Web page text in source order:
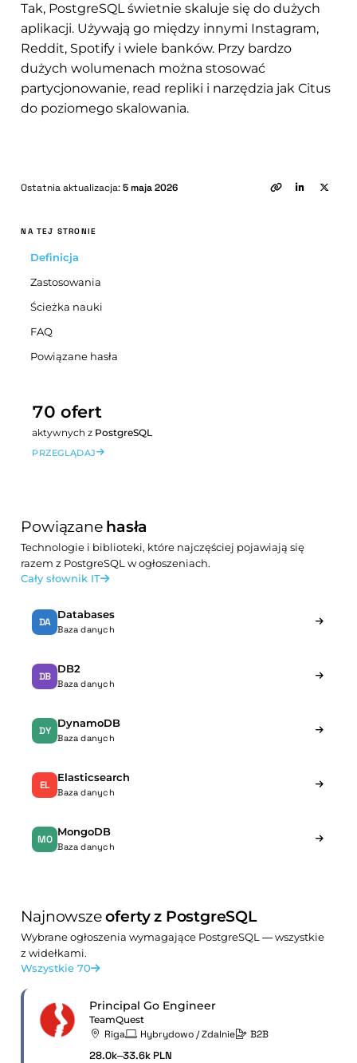
Tak, PostgreSQL świetnie skaluje się do dużych
aplikacji. Używają go między innymi Instagram,
Reddit, Spotify i wiele banków. Przy bardzo
dużych wolumenach można stosować
partycjonowanie, read repliki i narzędzia jak Citus
do poziomego skalowania.
Ostatnia aktualizacja:5 maja 2026
NA TEJ STRONIE
Definicja
Zastosowania
Ścieżka nauki
FAQ
Powiązane hasła
70 ofert
aktywnych z PostgreSQL
PRZEGLĄDAJ
Powiązane hasła
Technologie i biblioteki, które najczęściej pojawiają się
razem z PostgreSQL w ogłoszeniach.
Cały słownik IT
DA
Databases
Baza danych
DB
DB2
Baza danych
DY
DynamoDB
Baza danych
EL
Elasticsearch
Baza danych
MO
MongoDB
Baza danych
Najnowszeoferty z PostgreSQL
Wybrane ogłoszenia wymagające PostgreSQL — wszystkie
z widełkami.
Wszystkie 70
Principal Go Engineer
TeamQuest
Riga Hybrydowo / Zdalnie B2B
28.0k–33.6k PLN